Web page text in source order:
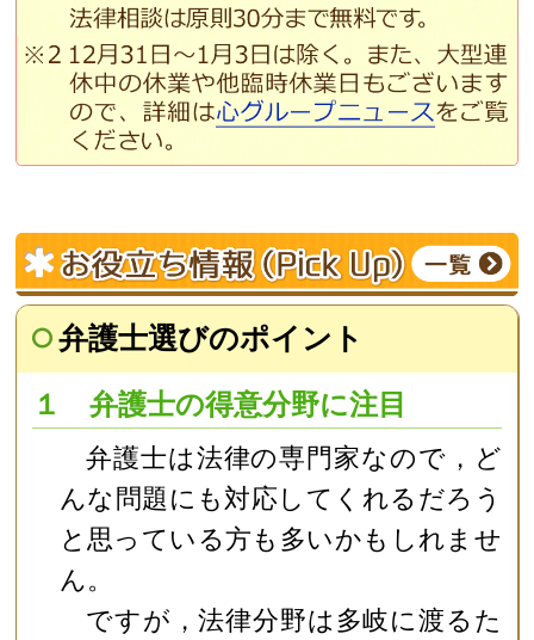
弁護士選びのポイント
１ 弁護士の得意分野に注目
弁護士は法律の専門家なので，ど
んな問題にも対応してくれるだろう
と思っている方も多いかもしれませ
ん。
ですが，法律分野は多岐に渡るた